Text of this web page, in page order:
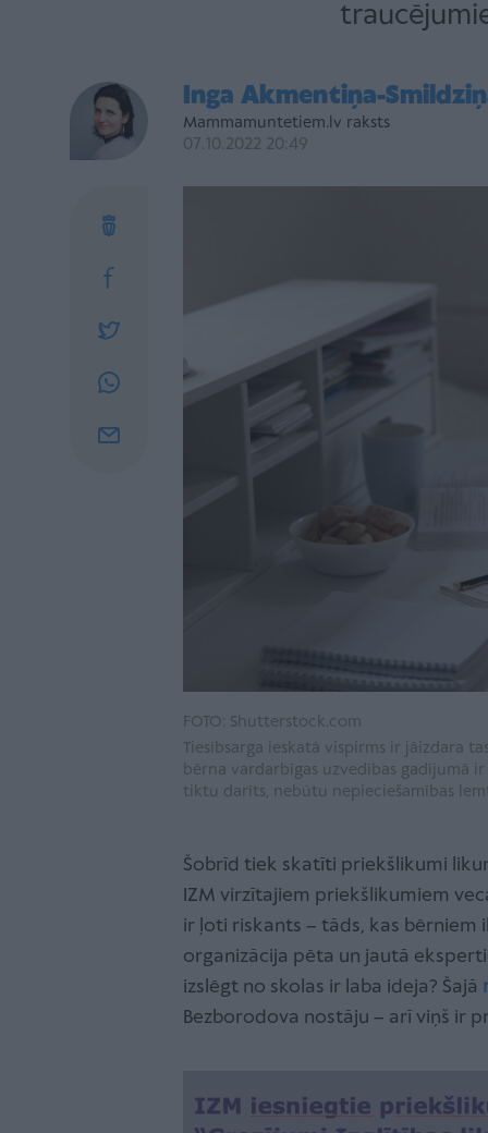
Inga Akmentiņa-
Mammamuntetiem.lv raksts
07.10.2022 20:49
FOTO: Shutterstock.com
Tiesībsarga ieskatā vispirms ir jāizdara
bērna vardarbīgas uzvedības gadījumā
tiktu darīts, nebūtu nepieciešamības
Šobrīd tiek skatīti priekšlikumi
IZM virzītajiem priekšlikumiem
ir ļoti riskants – tāds, kas bērniem
organizācija pēta un jautā
izslēgt no skolas ir laba ideja? Šajā
Bezborodova nostāju – arī viņš ir